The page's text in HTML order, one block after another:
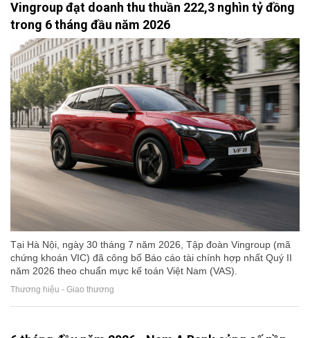
Vingroup đạt doanh thu thuần 222,3 nghìn tỷ đồng
trong 6 tháng đầu năm 2026
Tại Hà Nội, ngày 30 tháng 7 năm 2026, Tập đoàn Vingroup (mã
chứng khoán VIC) đã công bố Báo cáo tài chính hợp nhất Quý II
năm 2026 theo chuẩn mực kế toán Việt Nam (VAS).
Thương hiệu - Giao thương